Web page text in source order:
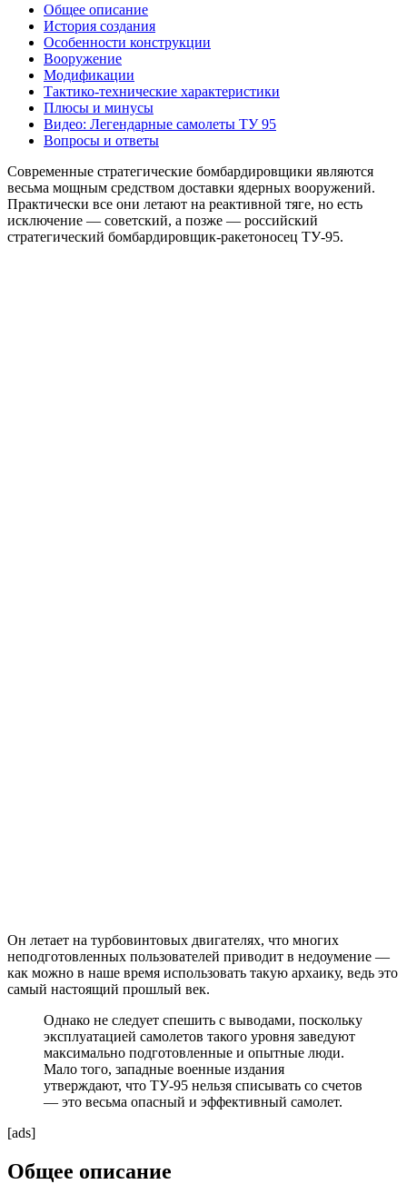
Общее описание
История создания
Особенности конструкции
Вооружение
Модификации
Тактико-технические характеристики
Плюсы и минусы
Видео: Легендарные самолеты ТУ 95
Вопросы и ответы
Современные стратегические бомбардировщики являются
весьма мощным средством доставки ядерных вооружений.
Практически все они летают на реактивной тяге, но есть
исключение — советский, а позже — российский
стратегический бомбардировщик-ракетоносец ТУ-95.
Он летает на турбовинтовых двигателях, что многих
неподготовленных пользователей приводит в недоумение —
как можно в наше время использовать такую архаику, ведь это
самый настоящий прошлый век.
Однако не следует спешить с выводами, поскольку
эксплуатацией самолетов такого уровня заведуют
максимально подготовленные и опытные люди.
Мало того, западные военные издания
утверждают, что ТУ-95 нельзя списывать со счетов
— это весьма опасный и эффективный самолет.
[ads]
Общее описание